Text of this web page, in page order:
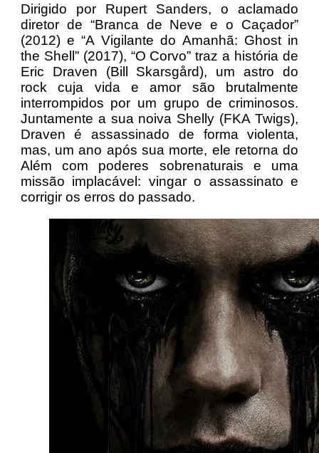
Dirigido por Rupert Sanders, o aclamado
diretor de “Branca de Neve e o Caçador”
(2012) e “A Vigilante do Amanhã: Ghost in
the Shell” (2017), “O Corvo” traz a história de
Eric Draven (Bill Skarsgård), um astro do
rock cuja vida e amor são brutalmente
interrompidos por um grupo de criminosos.
Juntamente a sua noiva Shelly (FKA Twigs),
Draven é assassinado de forma violenta,
mas, um ano após sua morte, ele retorna do
Além com poderes sobrenaturais e uma
missão implacável: vingar o assassinato e
corrigir os erros do passado.